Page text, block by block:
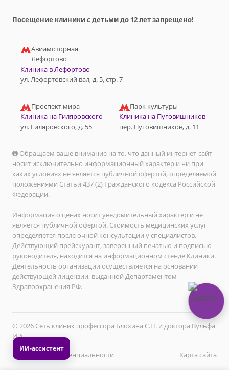
Посещение клиники с детьми до 12 лет запрещено!
Авиамоторная
Лефортово
Клиника в Лефортово
ул. Лефортовский вал, д. 5, стр. 7
Проспект мира
Клиника на Гиляровского
ул. Гиляровского, д. 55
Парк культуры
Клиника на Пуговишников
пер. Пуговишников, д. 11
Обращаем ваше внимание на то, что данный интернет-сайт
носит исключительно информационный характер и ни при
каких условиях не является публичной офертой, определяемой
положениями Статьи 437 (2) Гражданского кодекса Российской
Федерации.
Информация о ценах носит уведомительный характер и не
является публичной офертой. Стоимость медицинских услуг
определяется после очной консультации у специалистов.
Действующий прейскурант, заверенный печатью и подписью
руководителя, находится на информационном стенде Клиники.
Деятельность организации осуществляется на основании
действующей лицензии, выданной Департаментом
Здравоохранения РФ.
© 2026 Сеть клиник профессора Блохина С.Н. и доктора Вульфа
И.А.
Политика конфиденциальности
Карта сайта